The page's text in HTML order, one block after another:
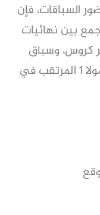
السباقات، فإن
بين نهائيات
كروس، وسباق
جائزة الاتحاد للطيران الكبرى للفورمولا 1 المرتقب في